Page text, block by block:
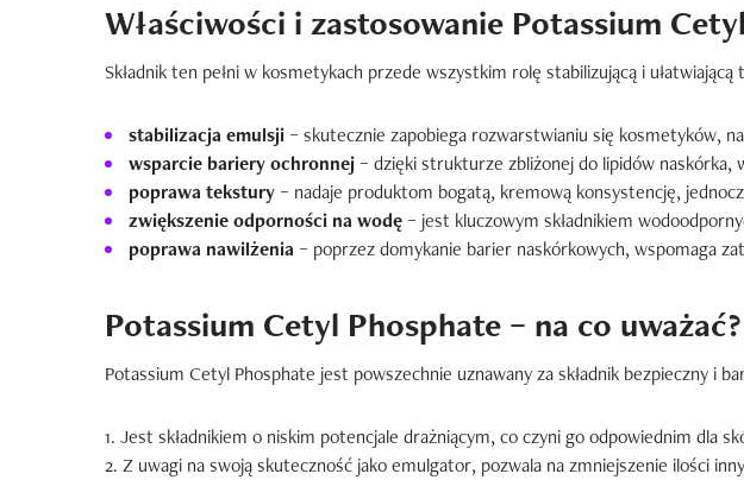
Właściwości i zastosowanie Potassium
Składnik ten pełni w kosmetykach przede wszystkim rolę stabilizującą i
stabilizacja emulsji – skutecznie zapobiega rozwarstwianiu się kosmetyków,
wsparcie bariery ochronnej – dzięki strukturze zbliżonej do lipidów
poprawa tekstury – nadaje produktom bogatą, kremową konsystencję,
zwiększenie odporności na wodę – jest kluczowym składnikiem
poprawa nawilżenia – poprzez domykanie barier naskórkowych, wspomaga
Potassium Cetyl Phosphate – na co uważać?
Potassium Cetyl Phosphate jest powszechnie uznawany za składnik bezpieczny i
Jest składnikiem o niskim potencjale drażniącym, co czyni go odpowiednim dla
Z uwagi na swoją skuteczność jako emulgator, pozwala na zmniejszenie ilości